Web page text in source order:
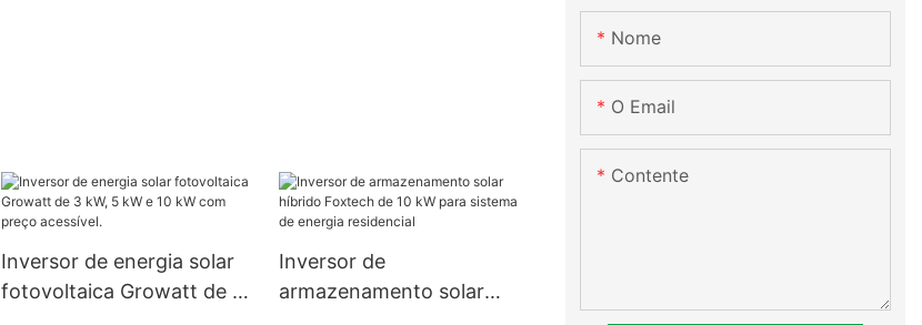
Inversor de energia solar
fotovoltaica Growatt de 3
Inversor de
armazenamento solar
Nome
O Email
Contente